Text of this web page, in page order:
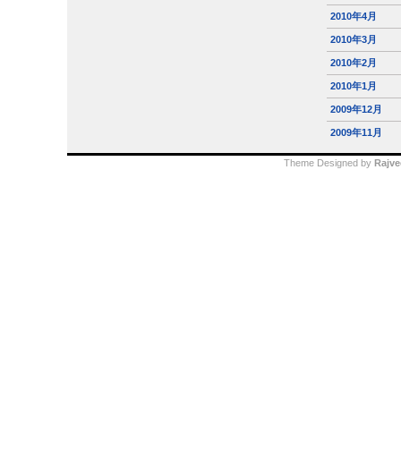
2010年4月
2010年3月
2010年2月
2010年1月
2009年12月
2009年11月
Theme Designed by